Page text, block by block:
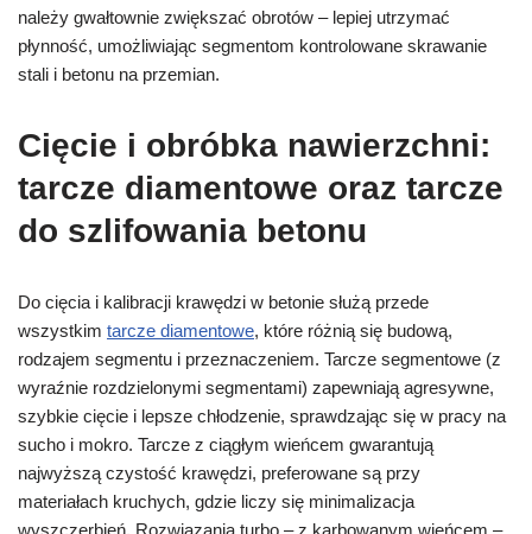
należy gwałtownie zwiększać obrotów – lepiej utrzymać
płynność, umożliwiając segmentom kontrolowane skrawanie
stali i betonu na przemian.
Cięcie i obróbka nawierzchni:
tarcze diamentowe oraz tarcze
do szlifowania betonu
Do cięcia i kalibracji krawędzi w betonie służą przede
wszystkim tarcze diamentowe, które różnią się budową,
rodzajem segmentu i przeznaczeniem. Tarcze segmentowe (z
wyraźnie rozdzielonymi segmentami) zapewniają agresywne,
szybkie cięcie i lepsze chłodzenie, sprawdzając się w pracy na
sucho i mokro. Tarcze z ciągłym wieńcem gwarantują
najwyższą czystość krawędzi, preferowane są przy
materiałach kruchych, gdzie liczy się minimalizacja
wyszczerbień. Rozwiązania turbo – z karbowanym wieńcem –